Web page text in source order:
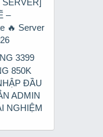
–
🔥 Server
3399
850K
ĐẦU
ADMIN
NGHIỆM